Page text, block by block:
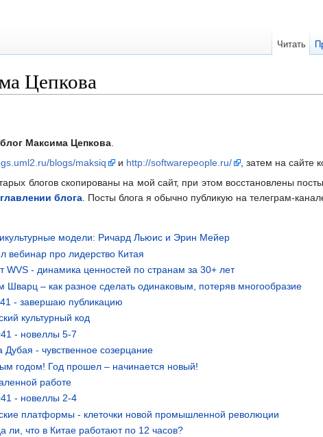
Цепкова
Максима Цепкова.
blogs/maksiq и http://softwarepeople.ru/ , затем на сайте
блогов скопированы на мой сайт, при этом восстановлены
блога. Посты блога я обычно публикую на телеграм-
модели: Ричард Льюис и Эрин Мейер
вебинар про лидерство Китая
WVS - динамика ценностей по странам за 30+ лет
– как разное сделать одинаковым, потеряв многообразие
- завершаю публикацию
культурный код
- новеллы 5-7
- чувственное созерцание
годом! Год прошел – начинается новый!
работе
- новеллы 2-4
платформы - клеточки новой промышленной революции
ли, что в Китае работают по 12 часов?
Читать